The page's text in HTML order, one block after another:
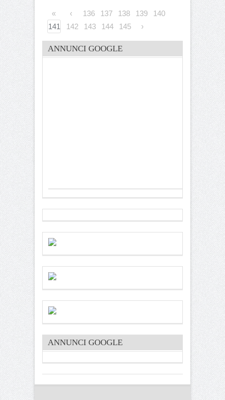
« ‹ 136 137 138 139
140
141
142 143 144 145 ›
ANNUNCI GOOGLE
ANNUNCI GOOGLE